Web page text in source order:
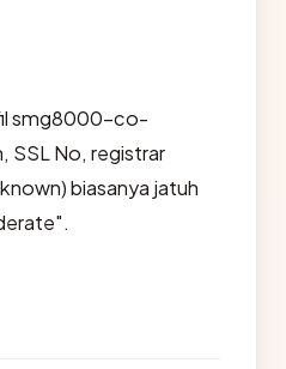
smg8000-co-
SSL No, registrar
biasanya jatuh